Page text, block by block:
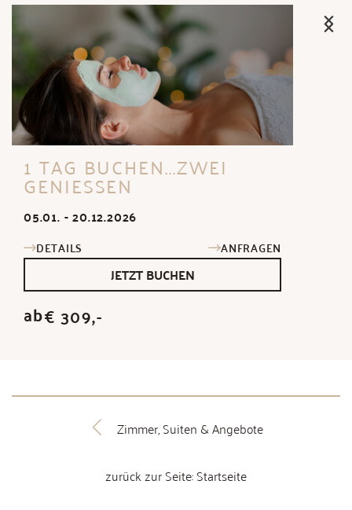
1 TAG BUCHEN...ZWEI
GENIESSEN
05.01. - 20.12.2026
DETAILS ANFRAGEN
JETZT BUCHEN
ab€ 309,-
Zimmer, Suiten & Angebote
zurück zur Seite: Startseite